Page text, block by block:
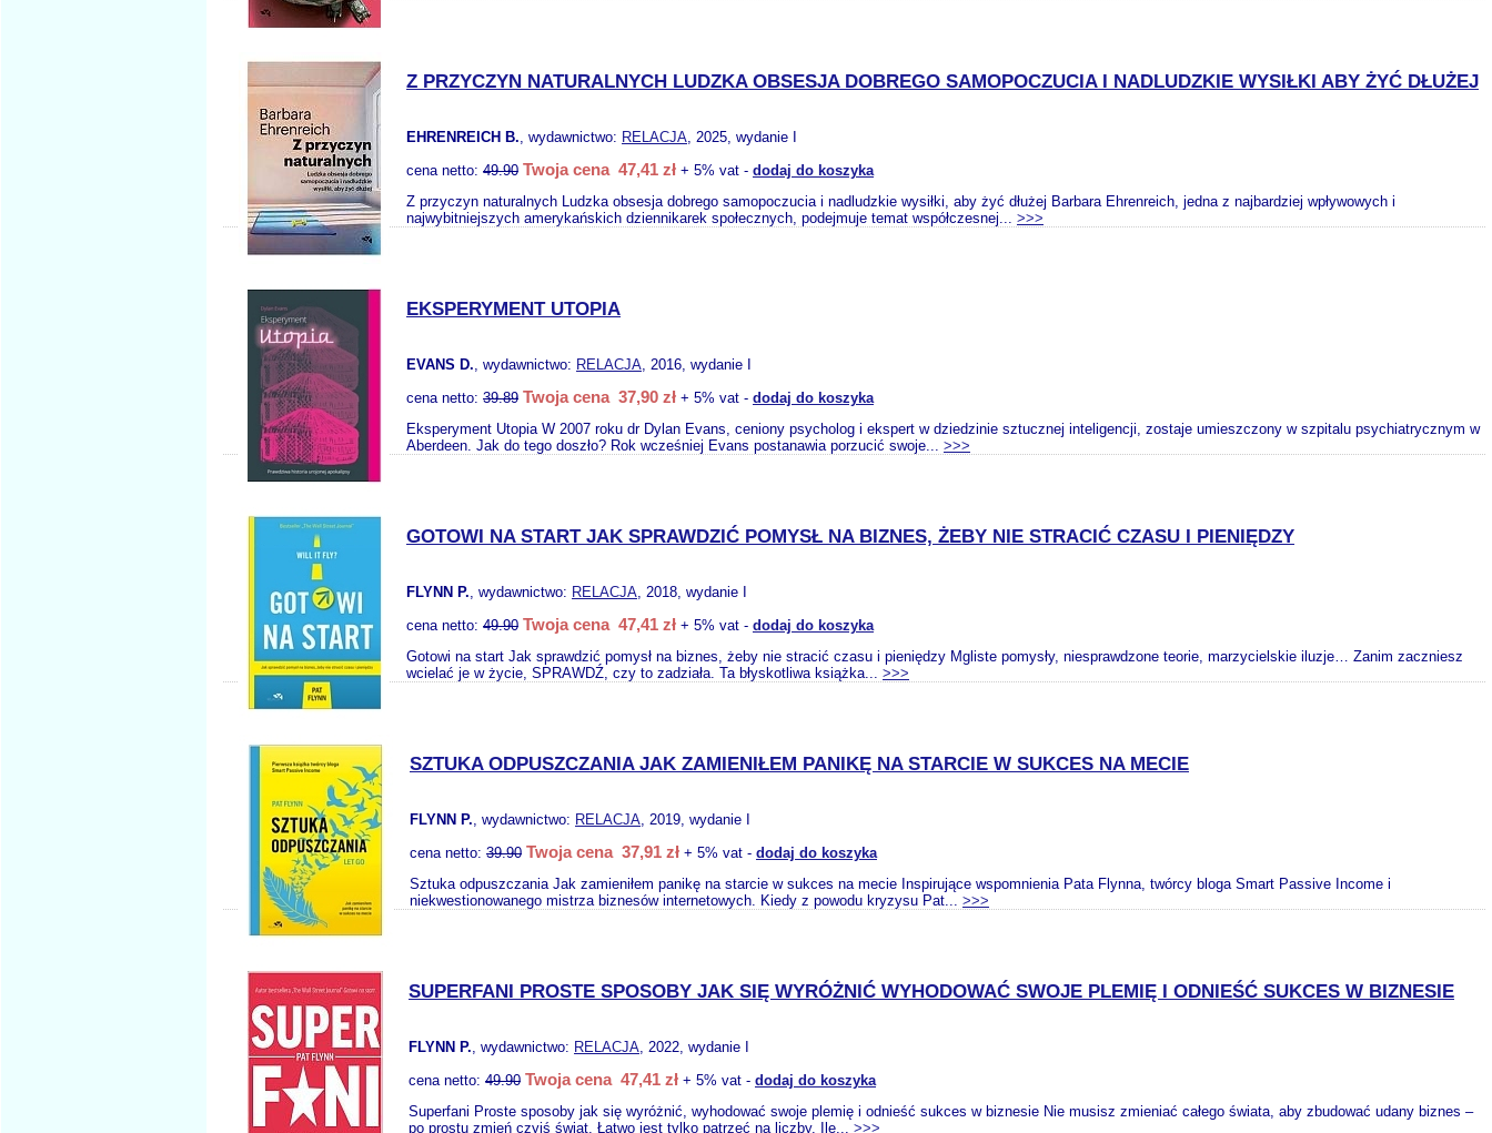
Z PRZYCZYN NATURALNYCH LUDZKA OBSESJA DOBREGO SAMOPOCZUCIA I NADLUDZKIE WYSIŁKI ABY ŻYĆ DŁUŻEJ
EHRENREICH B., wydawnictwo: RELACJA, 2025, wydanie I
cena netto: 49.90 Twoja cena 47,41 zł + 5% vat - dodaj do koszyka
Z przyczyn naturalnych Ludzka obsesja dobrego samopoczucia i nadludzkie wysiłki, aby żyć dłużej Barbara Ehrenreich, jedna z najbardziej wpływowych i
najwybitniejszych amerykańskich dziennikarek społecznych, podejmuje temat współczesnej... >>>
EKSPERYMENT UTOPIA
EVANS D., wydawnictwo: RELACJA, 2016, wydanie I
cena netto: 39.89 Twoja cena 37,90 zł + 5% vat - dodaj do koszyka
Eksperyment Utopia W 2007 roku dr Dylan Evans, ceniony psycholog i ekspert w dziedzinie sztucznej inteligencji, zostaje umieszczony w szpitalu psychiatrycznym w
Aberdeen. Jak do tego doszło? Rok wcześniej Evans postanawia porzucić swoje... >>>
GOTOWI NA START JAK SPRAWDZIĆ POMYSŁ NA BIZNES, ŻEBY NIE STRACIĆ CZASU I PIENIĘDZY
FLYNN P., wydawnictwo: RELACJA, 2018, wydanie I
cena netto: 49.90 Twoja cena 47,41 zł + 5% vat - dodaj do koszyka
Gotowi na start Jak sprawdzić pomysł na biznes, żeby nie stracić czasu i pieniędzy Mgliste pomysły, niesprawdzone teorie, marzycielskie iluzje… Zanim zaczniesz
wcielać je w życie, SPRAWDŹ, czy to zadziała. Ta błyskotliwa książka... >>>
SZTUKA ODPUSZCZANIA JAK ZAMIENIŁEM PANIKĘ NA STARCIE W SUKCES NA MECIE
FLYNN P., wydawnictwo: RELACJA, 2019, wydanie I
cena netto: 39.90 Twoja cena 37,91 zł + 5% vat - dodaj do koszyka
Sztuka odpuszczania Jak zamieniłem panikę na starcie w sukces na mecie Inspirujące wspomnienia Pata Flynna, twórcy bloga Smart Passive Income i
niekwestionowanego mistrza biznesów internetowych. Kiedy z powodu kryzysu Pat... >>>
SUPERFANI PROSTE SPOSOBY JAK SIĘ WYRÓŻNIĆ WYHODOWAĆ SWOJE PLEMIĘ I ODNIEŚĆ SUKCES W BIZNESIE
FLYNN P., wydawnictwo: RELACJA, 2022, wydanie I
cena netto: 49.90 Twoja cena 47,41 zł + 5% vat - dodaj do koszyka
Superfani Proste sposoby jak się wyróżnić, wyhodować swoje plemię i odnieść sukces w biznesie Nie musisz zmieniać całego świata, aby zbudować udany biznes –
po prostu zmień czyjś świat. Łatwo jest tylko patrzeć na liczby. Ile... >>>